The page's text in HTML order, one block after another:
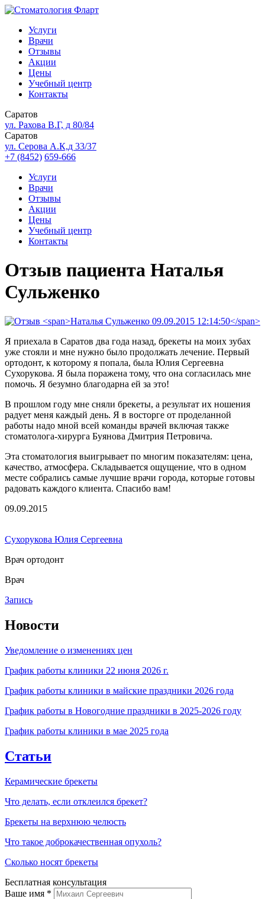
Услуги
Врачи
Отзывы
Акции
Цены
Учебный центр
Контакты
Саратов
ул. Рахова В.Г, д 80/84
Саратов
ул. Серова А.К,д 33/37
+7 (8452) 659-666
Услуги
Врачи
Отзывы
Акции
Цены
Учебный центр
Контакты
Отзыв пациента Наталья
Сульженко
Я приехала в Саратов два года назад, брекеты на моих зубах
уже стояли и мне нужно было продолжать лечение. Первый
ортодонт, к которому я попала, была Юлия Сергеевна
Сухорукова. Я была поражена тому, что она согласилась мне
помочь. Я безумно благодарна ей за это!
В прошлом году мне сняли брекеты, а результат их ношения
радует меня каждый день. Я в восторге от проделанной
работы надо мной всей команды врачей включая также
стоматолога-хирурга Буянова Дмитрия Петровича.
Эта стоматология выигрывает по многим показателям: цена,
качество, атмосфера. Складывается ощущение, что в одном
месте собрались самые лучшие врачи города, которые готовы
радовать каждого клиента. Спасибо вам!
09.09.2015
Сухорукова Юлия Сергеевна
Врач ортодонт
Врач
Запись
Новости
Уведомление о изменениях цен
График работы клиники 22 июня 2026 г.
График работы клиники в майские праздники 2026 года
График работы в Новогодние праздники в 2025-2026 году
График работы клиники в мае 2025 года
Статьи
Керамические брекеты
Что делать, если отклеился брекет?
Брекеты на верхнюю челюсть
Что такое доброкачественная опухоль?
Сколько носят брекеты
Бесплатная консультация
Ваше имя *